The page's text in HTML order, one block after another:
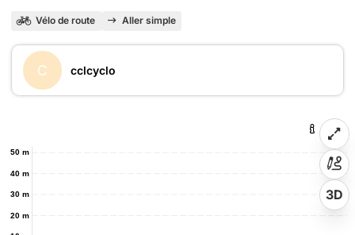
Vélo de route Aller simple
C cclcyclo
20 m
30 m
40 m
50 m
3D